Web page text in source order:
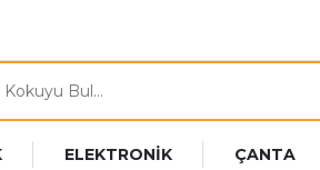
ELEKTRONİK ÇANTA